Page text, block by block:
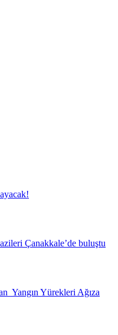
Çanakkale’de buluştu
Yangın Yürekleri Ağıza